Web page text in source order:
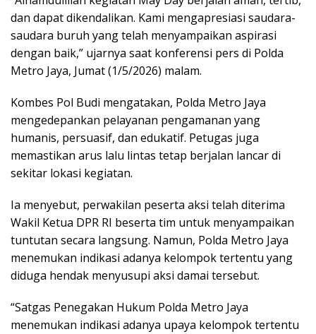
dan dapat dikendalikan. Kami mengapresiasi saudara-
saudara buruh yang telah menyampaikan aspirasi
dengan baik,” ujarnya saat konferensi pers di Polda
Metro Jaya, Jumat (1/5/2026) malam.
Kombes Pol Budi mengatakan, Polda Metro Jaya
mengedepankan pelayanan pengamanan yang
humanis, persuasif, dan edukatif. Petugas juga
memastikan arus lalu lintas tetap berjalan lancar di
sekitar lokasi kegiatan.
Ia menyebut, perwakilan peserta aksi telah diterima
Wakil Ketua DPR RI beserta tim untuk menyampaikan
tuntutan secara langsung. Namun, Polda Metro Jaya
menemukan indikasi adanya kelompok tertentu yang
diduga hendak menyusupi aksi damai tersebut.
“Satgas Penegakan Hukum Polda Metro Jaya
menemukan indikasi adanya upaya kelompok tertentu